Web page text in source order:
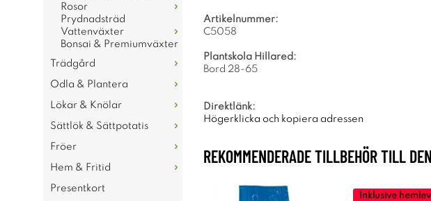
Rosor
Prydnadsträd
Vattenväxter
Bonsai & Premiumväxter
Trädgård
Odla & Plantera
Lökar & Knölar
Sättlök & Sättpotatis
Fröer
Hem & Fritid
Presentkort
Artikelnummer:
C5058
Plantskola Hillared:
Bord 28-65
Direktlänk:
Högerklicka och kopiera adressen
REKOMMENDERADE TILLBEHÖR TILL
Inklusive